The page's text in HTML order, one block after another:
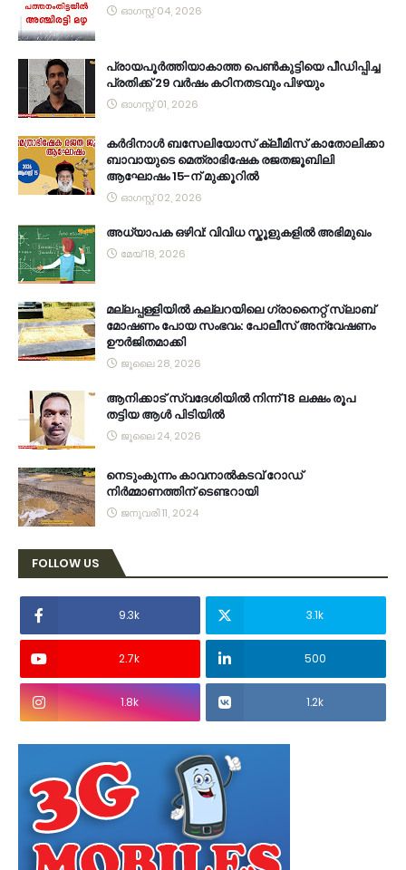
ഓഗസ്റ്റ് 04, 2026
പ്രായപൂർത്തിയാകാത്ത പെൺകുട്ടിയെ പീഡിപ്പിച്ച
പ്രതിക്ക് 29 വർഷം കഠിനതടവും പിഴയും
ഓഗസ്റ്റ് 01, 2026
കര്‍ദിനാള്‍ ബസേലിയോസ് ക്ലീമിസ് കാതോലിക്കാ
ബാവായുടെ മെത്രാഭിഷേക രജതജൂബിലി
ആഘോഷം 15-ന് മുക്കൂറില്‍
ഓഗസ്റ്റ് 02, 2026
അധ്യാപക ഒഴിവ്: വിവിധ സ്കൂളുകളിൽ അഭിമുഖം
മേയ് 18, 2026
മല്ലപ്പള്ളിയിൽ കല്ലറയിലെ ഗ്രാനൈറ്റ് സ്ലാബ്
മോഷണം പോയ സംഭവം: പോലീസ് അന്വേഷണം
ഊർജിതമാക്കി
ജൂലൈ 28, 2026
ആനിക്കാട് സ്വദേശിയിൽ നിന്ന് 18 ലക്ഷം രൂപ
തട്ടിയ ആൾ പിടിയിൽ
ജൂലൈ 24, 2026
നെടുംകുന്നം കാവനാല്‍കടവ് റോഡ്
നിര്‍മ്മാണത്തിന് ടെണ്ടറായി
ജനുവരി 11, 2024
FOLLOW US
9.3k 3.1k
2.7k 500
1.8k 1.2k